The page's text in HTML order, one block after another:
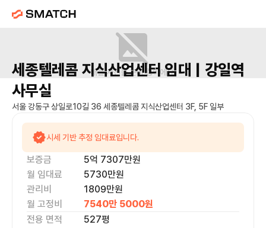
매물 사진을 준비 중이에요.
세종텔레콤 지식산업센터임대 | 강일역
사무실
서울 강동구 상일로10길 36 세종텔레콤 지식산업센터 3F, 5F 일부
시세 기반 추정 임대료입니다.
보증금 5억 7307만원
월 임대료
5730만원
관리비
1809만원
월 고정비
7540만 5000원
전용 면적
527평